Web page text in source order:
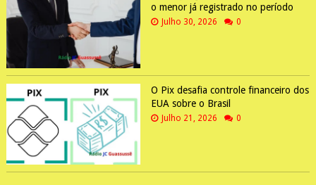
o menor já registrado no período
Julho 30, 2026 0
O Pix desafia controle financeiro dos
EUA sobre o Brasil
Julho 21, 2026 0